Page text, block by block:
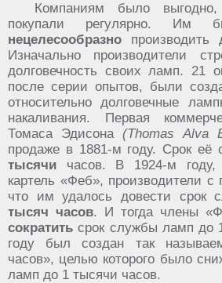
Компаниям было
покупали регулярно. Им
нецелесообразно производить
Изначально производители
долговечность своих ламп. 21
после серии опытов, были
относительно долговечные
накаливания. Первая
Томаса Эдисона(Thomas Alva
продаже в 1881-м году. Срок её
тысячи часов. В 1924-м году,
картель «Феб», производители с
что им удалось довести срок
тысяч часов. И тогда члены
сократить срок службы ламп до
году был создан так
часов», целью которого было
ламп до 1 тысячи часов.